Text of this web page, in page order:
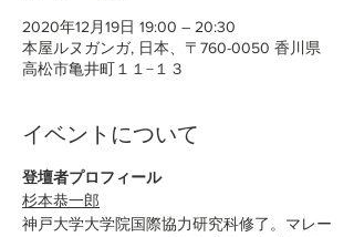
2020年12月19日 19:00 – 20:30
本屋ルヌガンガ, 日本、〒760-0050 香川県
高松市亀井町１１−１３
イベントについて
登壇者プロフィール
杉本恭一郎
神戸大学大学院国際協力研究科修了。マレー